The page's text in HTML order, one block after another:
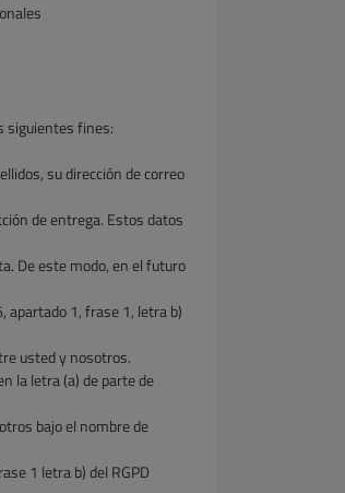
siguientes fines:
su dirección de correo
de entrega. Estos datos
De este modo, en el futuro
apartado 1, frase 1, letra b)
usted y nosotros.
la letra (a) de parte de
bajo el nombre de
1 letra b) del RGPD